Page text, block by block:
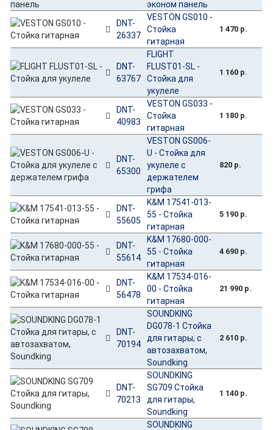
эконом панель
DNT-
26337
VESTON GS010 -
Стойка
гитарная
1 470 р.
DNT-
63767
FLIGHT
FLUST01-SL -
Стойка для
укулеле
1 160 р.
DNT-
40983
VESTON GS033 -
Стойка
гитарная
1 180 р.
DNT-
65300
VESTON GS006-
U - Стойка для
укулеле с
держателем
грифа
820 р.
DNT-
55605
K&M 17541-013-
55 - Стойка
гитарная
5 190 р.
DNT-
55614
K&M 17680-000-
55 - Стойка
гитарная
4 690 р.
DNT-
56478
K&M 17534-016-
00 - Стойка
гитарная
21 990 р.
DNT-
70194
SOUNDKING
DG078-1 Стойка
для гитары, с
автозахватом,
Soundking
2 610 р.
DNT-
70213
SOUNDKING
SG709 Стойка
для гитары,
Soundking
1 140 р.
SOUNDKING